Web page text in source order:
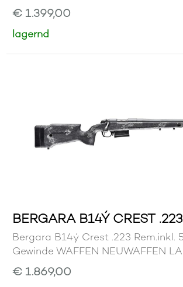
€ 1.399,00
lagernd
BERGARA B14Ý CREST
Bergara B14ý Crest .223 Rem.inkl.
Gewinde WAFFEN NEUWAFFEN
€ 1.869,00